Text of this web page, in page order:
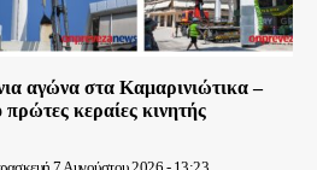
αγώνα στα Καμαρινιώτικα –
κεραίες κινητής